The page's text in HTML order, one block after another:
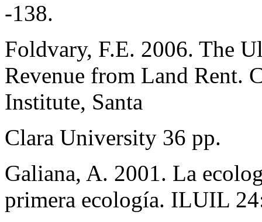
-138.
Foldvary, F.E. 2006. The
Revenue from Land Rent.
Institute, Santa
Clara University 36 pp.
Galiana, A. 2001. La
primera ecología. ILUIL